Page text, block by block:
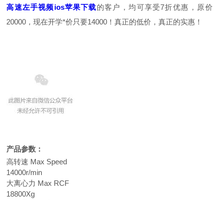
高速左手视频ios苹果下载的客户，均可享受7折优惠，原价
20000，现在开学*价只要14000！真正的低价，真正的实惠！
产品参数：
高转速 Max Speed
14000r/min
大离心力 Max RCF
18800Xg